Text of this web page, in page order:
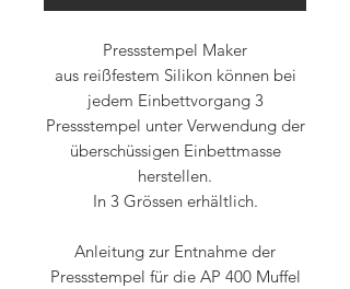
Pressstempel Maker
aus reißfestem Silikon können bei
jedem Einbettvorgang 3
Pressstempel unter Verwendung der
überschüssigen Einbettmasse
herstellen.
In 3 Grössen erhältlich.
Anleitung zur Entnahme der
Pressstempel für die AP 400 Muffel